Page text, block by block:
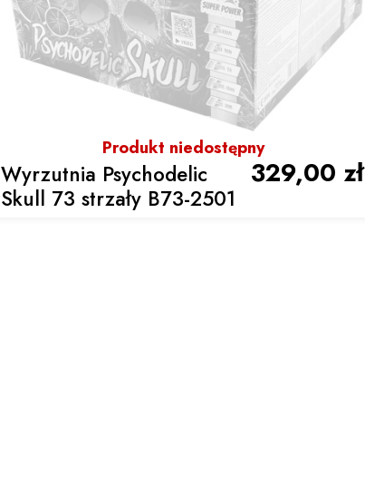
Produkt niedostępny
Wyrzutnia Psychodelic
Skull 73 strzały B73-2501
329,00 zł